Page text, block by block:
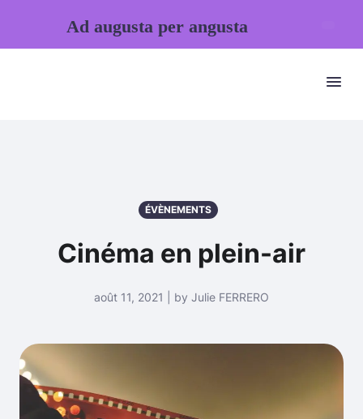
ÉVÈNEMENTS
Cinéma en plein-air
août 11, 2021 | by Julie FERRERO
Ad augusta per angusta